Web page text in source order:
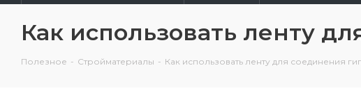
Как использовать ленту
Полезное - Стройматериалы - Как использовать ленту для соединения